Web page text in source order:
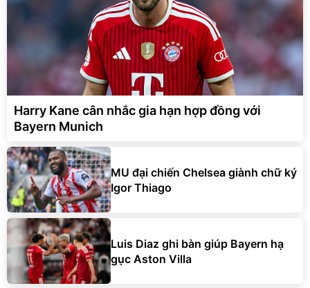
Harry Kane cân nhắc gia hạn hợp đồng với
Bayern Munich
MU đại chiến Chelsea giành chữ ký
Igor Thiago
Luis Diaz ghi bàn giúp Bayern hạ
gục Aston Villa